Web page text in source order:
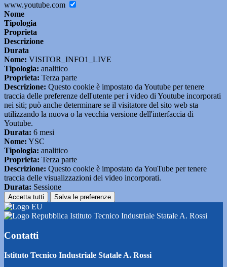
www.youtube.com
Nome
Tipologia
Proprieta
Descrizione
Durata
Nome: VISITOR_INFO1_LIVE
Tipologia: analitico
Proprieta: Terza parte
Descrizione: Questo cookie è impostato da Youtube per tenere
traccia delle preferenze dell'utente per i video di Youtube incorporati
nei siti; può anche determinare se il visitatore del sito web sta
utilizzando la nuova o la vecchia versione dell'interfaccia di
Youtube.
Durata: 6 mesi
Nome: YSC
Tipologia: analitico
Proprieta: Terza parte
Descrizione: Questo cookie è impostato da YouTube per tenere
traccia delle visualizzazioni dei video incorporati.
Durata: Sessione
Accetta tutti Salva le preferenze
Istituto Tecnico Industriale Statale A. Rossi
Contatti
Istituto Tecnico Industriale Statale A. Rossi